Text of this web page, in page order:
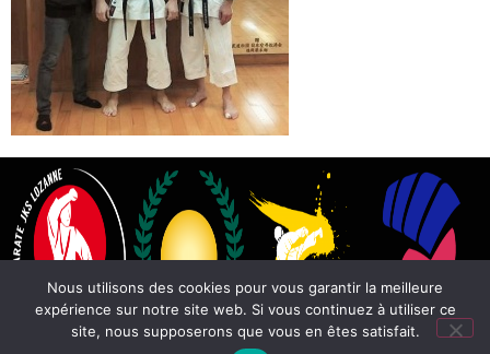
Nous utilisons des cookies pour vous garantir la meilleure
expérience sur notre site web. Si vous continuez à utiliser ce
site, nous supposerons que vous en êtes satisfait.